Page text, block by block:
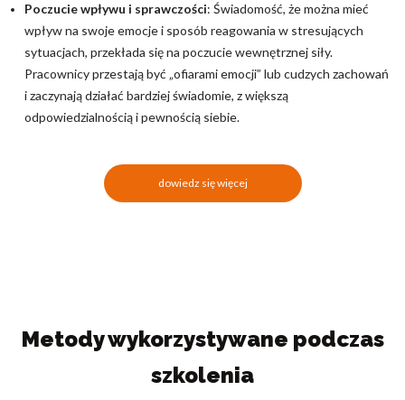
Poczucie wpływu i sprawczości: Świadomość, że można mieć
wpływ na swoje emocje i sposób reagowania w stresujących
sytuacjach, przekłada się na poczucie wewnętrznej siły.
Pracownicy przestają być „ofiarami emocji” lub cudzych zachowań
i zaczynają działać bardziej świadomie, z większą
odpowiedzialnością i pewnością siebie.
dowiedz się więcej
Metody wykorzystywane podczas
szkolenia